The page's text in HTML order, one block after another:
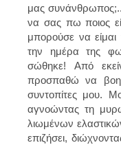
μας
να σας πω ποιος
μπορούσε να είμαι
την ημέρα της
σώθηκε! Από
προσπαθώ να
συντοπίτες μου.
αγνοώντας τη
λιωμένων
επιζήσει,